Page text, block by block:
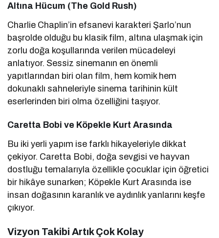
Altına Hücum (The Gold Rush)
Charlie Chaplin’in efsanevi karakteri Şarlo’nun
başrolde olduğu bu klasik film, altına ulaşmak için
zorlu doğa koşullarında verilen mücadeleyi
anlatıyor. Sessiz sinemanın en önemli
yapıtlarından biri olan film, hem komik hem
dokunaklı sahneleriyle sinema tarihinin kült
eserlerinden biri olma özelliğini taşıyor.
Caretta Bobi ve Köpekle Kurt Arasında
Bu iki yerli yapım ise farklı hikayeleriyle dikkat
çekiyor. Caretta Bobi, doğa sevgisi ve hayvan
dostluğu temalarıyla özellikle çocuklar için öğretici
bir hikâye sunarken; Köpekle Kurt Arasında ise
insan doğasının karanlık ve aydınlık yanlarını keşfe
çıkıyor.
Vizyon Takibi Artık Çok Kolay